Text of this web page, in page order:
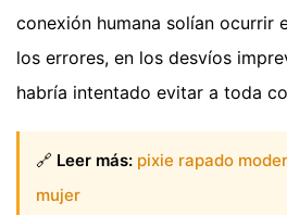
conexión humana solían ocurrir
los errores, en los desvíos
habría intentado evitar a toda
🔗 Leer más: pixie rapado
mujer